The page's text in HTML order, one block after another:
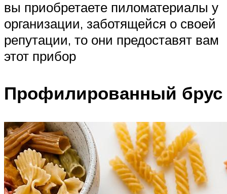
вы приобретаете пиломатериалы у
организации, заботящейся о своей
репутации, то они предоставят вам
этот прибор
Профилированный брус